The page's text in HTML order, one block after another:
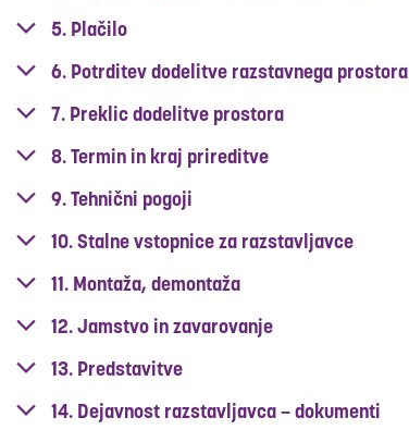
5. Plačilo
6. Potrditev dodelitve razstavnega prostora
7. Preklic dodelitve prostora
8. Termin in kraj prireditve
9. Tehnični pogoji
10. Stalne vstopnice za razstavljavce
11. Montaža, demontaža
12. Jamstvo in zavarovanje
13. Predstavitve
14. Dejavnost razstavljavca – dokumenti